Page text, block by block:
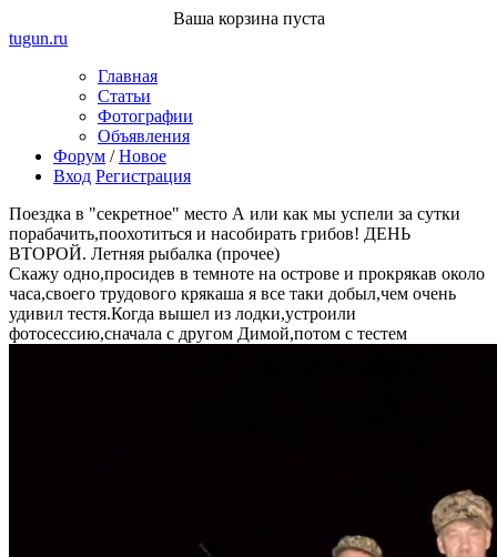
Ваша корзина пуста
tugun.ru
Главная
Статьи
Фотографии
Объявления
Форум /Новое
Вход Регистрация
Поездка в "секретное" место А или как мы успели за сутки
порабачить,поохотиться и насобирать грибов! ДЕНЬ
ВТОРОЙ. Летняя рыбалка (прочее)
Скажу одно,просидев в темноте на острове и прокрякав около
часа,своего трудового крякаша я все таки добыл,чем очень
удивил тестя.Когда вышел из лодки,устроили
фотосессию,сначала с другом Димой,потом с тестем